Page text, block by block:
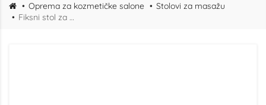
Oprema za kozmetičke salone
Stolovi za masažu
Fiksni stol za masažu DORS